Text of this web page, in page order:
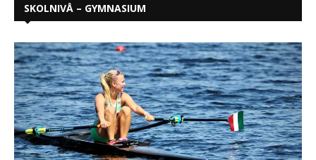
SKOLNIVÅ – GYMNASIUM